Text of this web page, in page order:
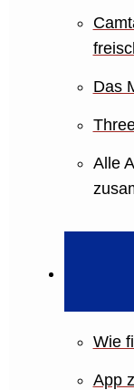
Das
Alle
Wie
App